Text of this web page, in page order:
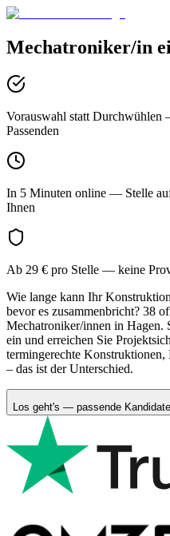
Mechatroniker/in
Vorauswahl statt Durchwühlen
Passenden
In 5 Minuten online — Stelle
Ihnen
Ab 29 € pro Stelle — keine
Wie lange kann Ihr
bevor es zusammenbricht? 38
Mechatroniker/innen in Hagen.
ein und erreichen Sie
termingerechte Konstruktionen,
– das ist der Unterschied.
Los geht's — passende